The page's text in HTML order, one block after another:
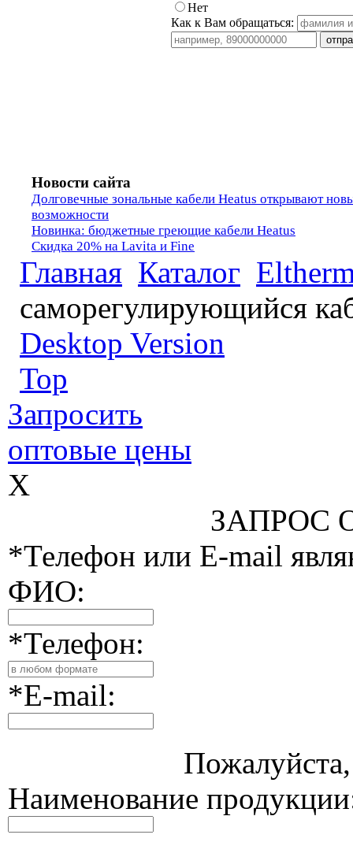
Нет
Как к Вам обращаться:
Новости сайта
Долговечные зональные кабели Heatus открывают
возможности
Новинка: бюджетные греющие кабели Heatus
Скидка 20% на Lavita и Fine
Главная Каталог
саморегулирующийся
Desktop Version
Top
Запросить
оптовые цены
X
ЗАПРОС
*Телефон или E-mail
ФИО:
*Телефон:
*E-mail:
Пожалуйста,
Наименование